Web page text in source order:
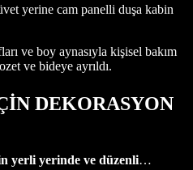
yerine cam panelli duşa kabin
ve boy aynasıyla kişisel bakım
ve bideye ayrıldı.
DEKORASYON
yerli yerinde ve düzenli…